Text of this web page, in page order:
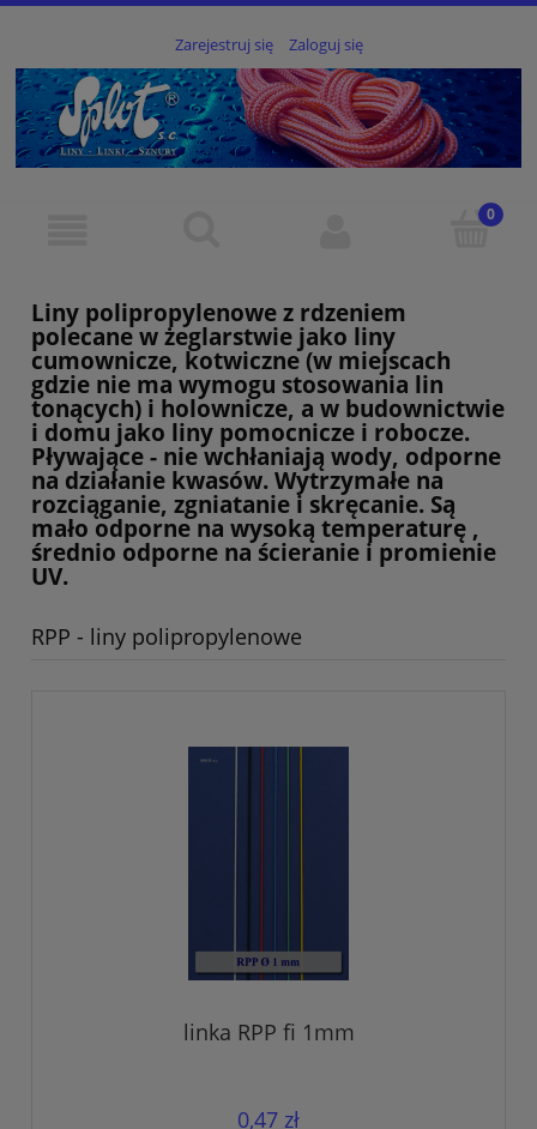
Zarejestruj się Zaloguj się
Liny polipropylenowe z rdzeniem
polecane w żeglarstwie jako liny
cumownicze, kotwiczne (w miejscach
gdzie nie ma wymogu stosowania lin
tonących) i holownicze, a w budownictwie
i domu jako liny pomocnicze i robocze.
Pływające - nie wchłaniają wody, odporne
na działanie kwasów. Wytrzymałe na
rozciąganie, zgniatanie i skręcanie. Są
mało odporne na wysoką temperaturę ,
średnio odporne na ścieranie i promienie
UV.
RPP - liny polipropylenowe
linka RPP fi 1mm
0,47 zł